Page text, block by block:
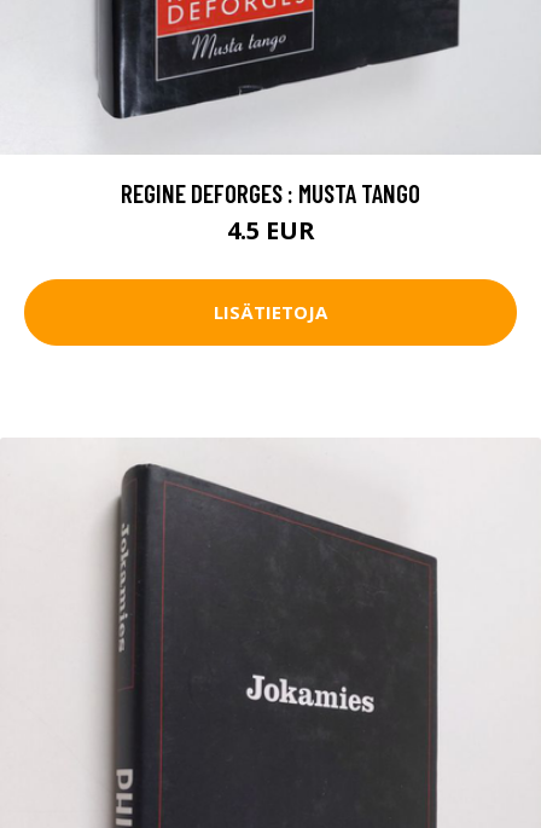
REGINE DEFORGES : MUSTA TANGO
4.5 EUR
LISÄTIETOJA